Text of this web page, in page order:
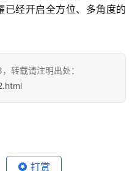
已经开启全方位、多角度的
转载请注明出处：
打赏